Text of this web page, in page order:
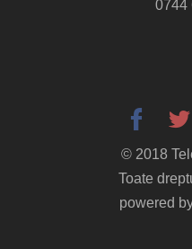
0744
© 2018
Toate
powered